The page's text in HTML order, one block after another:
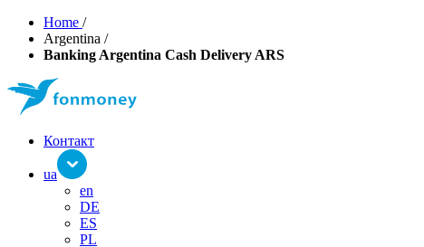
Home /
Argentina /
Banking Argentina Cash Delivery ARS
Контакт
ua
en
DE
ES
PL